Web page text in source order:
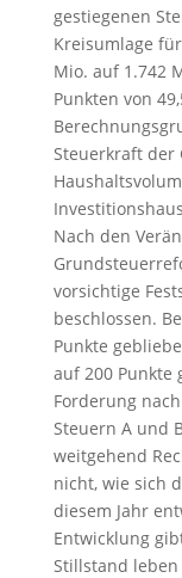
gestiegenen
Kreisumlage
Mio. auf 1.742
Punkten von
Steuerkraft der
Nach den
vorsichtige
beschlossen.
Punkte
auf 200 Punkte
Forderung
Steuern A und
weitgehend
nicht, wie sich
diesem Jahr
Entwicklung
Stillstand